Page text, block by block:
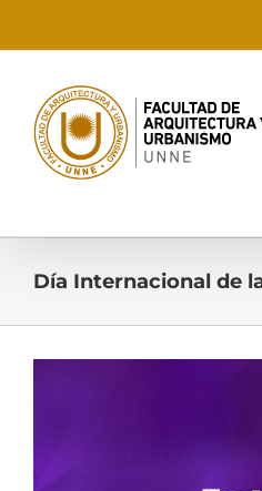
Día Internacional de